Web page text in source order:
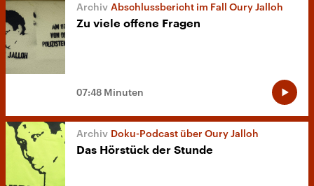
Abschlussbericht im Fall Oury Jalloh
Zu viele offene Fragen
07:48 Minuten
Doku-Podcast über Oury Jalloh
Das Hörstück der Stunde